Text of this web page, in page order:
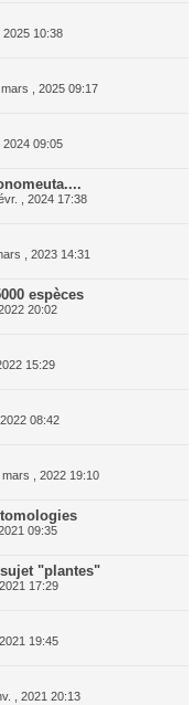
2025 10:38
mars , 2025 09:17
2024 09:05
, 2024 17:38
, 2023 14:31
espèces
20:02
15:29
08:42
, 2022 19:10
09:35
"plantes"
17:29
19:45
, 2021 20:13